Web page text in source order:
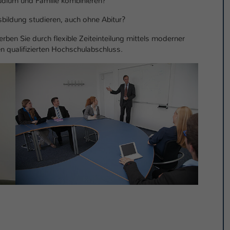
studieren, auch ohne Abitur?
Sie durch flexible Zeiteinteilung mittels moderner
qualifizierten Hochschulabschluss.
Ihrer vorgenommen Einstellungen, falls der
Webseiten-Betreiber dies eingestellt hat.
Name fe_typo_user / PHPSESSID
Zweck
Dieses Cookie ist ein Standard-Session-Cookie
von TYPO3. Es speichert im Fall eines Intranet-
Logins die Session-ID. So kann der eingeloggte
Benutzer wiedererkannt werden und es wird
ihm Zugang zu geschützten Bereichen gewährt.